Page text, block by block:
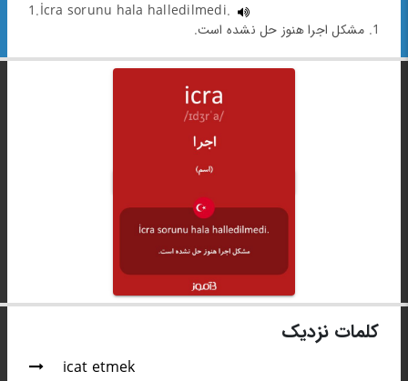
1.İcra sorunu hala halledilmedi.
1. مشکل اجرا هنوز حل نشده است.
کلمات نزدیک
icat etmek